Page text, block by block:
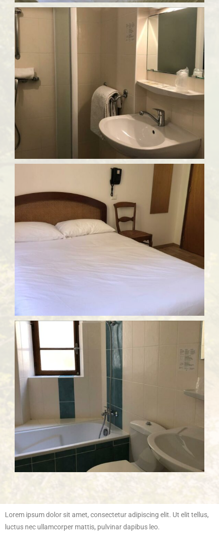
Lorem ipsum dolor sit amet, consectetur adipiscing elit. Ut elit tellus,
luctus nec ullamcorper mattis, pulvinar dapibus leo.